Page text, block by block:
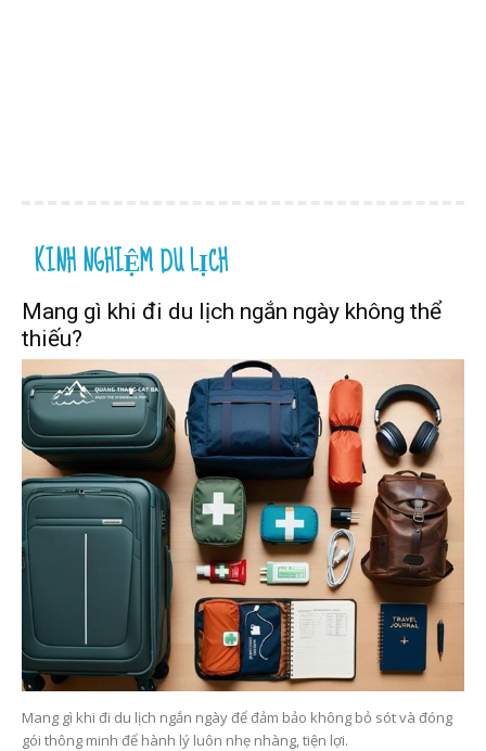
KINH NGHIỆM DU LỊCH
Mang gì khi đi du lịch ngắn ngày không thể
thiếu?
Mang gì khi đi du lịch ngắn ngày để đảm bảo không bỏ sót và đóng
gói thông minh để hành lý luôn nhẹ nhàng, tiện lợi.